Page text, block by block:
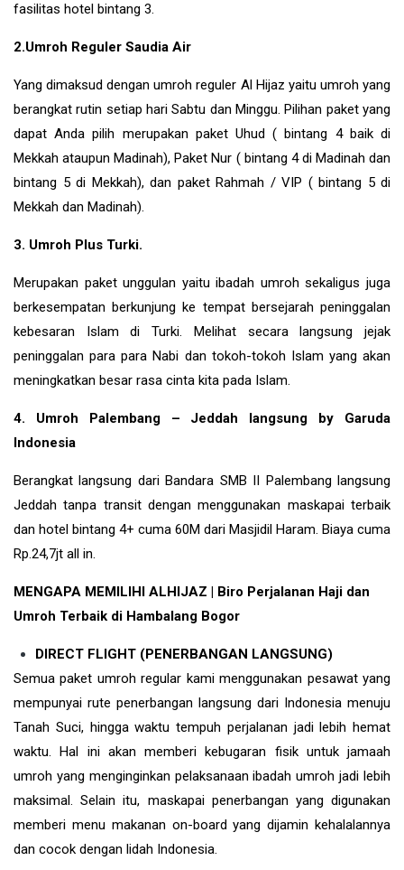
fasilitas hotel bintang 3.
2.Umroh Reguler Saudia Air
Yang dimaksud dengan umroh reguler Al Hijaz yaitu umroh yang
berangkat rutin setiap hari Sabtu dan Minggu. Pilihan paket yang
dapat Anda pilih merupakan paket Uhud ( bintang 4 baik di
Mekkah ataupun Madinah), Paket Nur ( bintang 4 di Madinah dan
bintang 5 di Mekkah), dan paket Rahmah / VIP ( bintang 5 di
Mekkah dan Madinah).
3. Umroh Plus Turki.
Merupakan paket unggulan yaitu ibadah umroh sekaligus juga
berkesempatan berkunjung ke tempat bersejarah peninggalan
kebesaran Islam diTurki. Melihat secara langsung jejak
peninggalan para para Nabi dan tokoh-tokoh Islam yang akan
meningkatkan besar rasa cinta kita pada Islam.
4. Umroh Palembang – Jeddah langsung by Garuda
Indonesia
Berangkat langsung dari Bandara SMB II Palembang langsung
Jeddah tanpa transit dengan menggunakan maskapai terbaik
dan hotel bintang 4+ cuma 60M dari Masjidil Haram. Biaya cuma
Rp.24,7jt all in.
MENGAPA MEMILIHI ALHIJAZ | Biro Perjalanan Haji dan
Umroh Terbaik di Hambalang Bogor
DIRECT FLIGHT (PENERBANGAN LANGSUNG)
Semua paket umroh regular kami menggunakan pesawat yang
mempunyai rute penerbangan langsung dari Indonesia menuju
Tanah Suci, hingga waktu tempuh perjalanan jadi lebih hemat
waktu. Hal ini akan memberi kebugaran fisik untuk jamaah
umroh yang menginginkan pelaksanaan ibadah umroh jadi lebih
maksimal. Selain itu, maskapai penerbangan yang digunakan
memberi menu makanan on-board yang dijamin kehalalannya
dan cocok dengan lidah Indonesia.